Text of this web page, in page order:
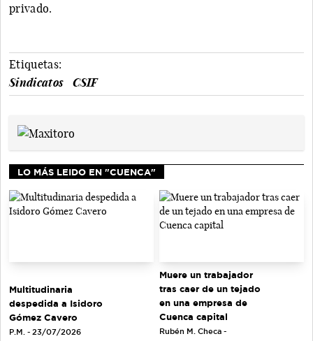
privado.
Etiquetas:
Sindicatos
CSIF
LO MÁS LEIDO EN "CUENCA"
Multitudinaria
despedida a Isidoro
Gómez Cavero
P.M. - 23/07/2026
Muere un trabajador
tras caer de un tejado
en una empresa de
Cuenca capital
Rubén M. Checa -